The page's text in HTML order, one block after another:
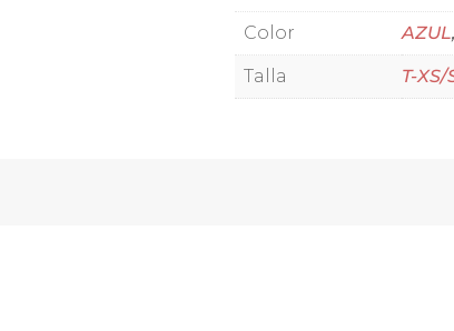
Color AZUL,
Talla T-XS/